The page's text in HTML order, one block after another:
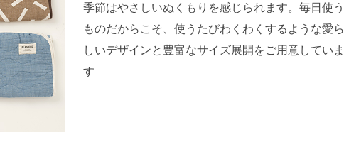
季節はやさしいぬくもりを感じられます。毎日使う
ものだからこそ、使うたびわくわくするような愛ら
しいデザインと豊富なサイズ展開をご用意していま
す